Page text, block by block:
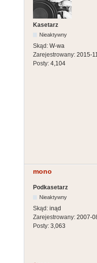
Kasetarz
Nieaktywny
Skąd: W-wa
Zarejestrowany: 2015-
Posty: 4,104
mono
Podkasetarz
Nieaktywny
Skąd: inąd
Zarejestrowany: 2007-
Posty: 3,063